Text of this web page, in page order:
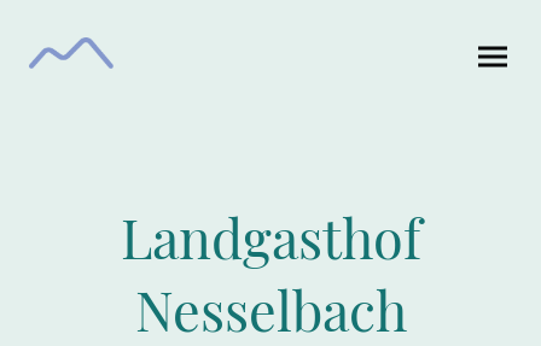
Landgasthof
Nesselbach